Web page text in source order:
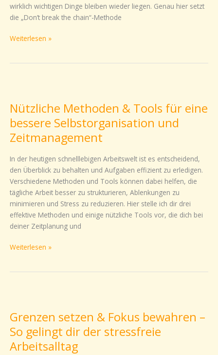
wirklich wichtigen Dinge bleiben wieder liegen. Genau hier setzt
die „Don’t break the chain“-Methode
erreichst
Du
Weiterlesen »
Nützliche Methoden & Tools für eine
bessere Selbstorganisation und
Zeitmanagement
In der heutigen schnelllebigen Arbeitswelt ist es entscheidend,
den Überblick zu behalten und Aufgaben effizient zu erledigen.
Verschiedene Methoden und Tools können dabei helfen, die
tägliche Arbeit besser zu strukturieren, Ablenkungen zu
minimieren und Stress zu reduzieren. Hier stelle ich dir drei
effektive Methoden und einige nützliche Tools vor, die dich bei
deiner Zeitplanung und
&
Tools
für
eine
Selbstorganisation
und
Zeitmanagement
Weiterlesen »
Grenzen setzen & Fokus bewahren –
So gelingt dir der stressfreie
Arbeitsalltag
&
Fokus
bewahren
–